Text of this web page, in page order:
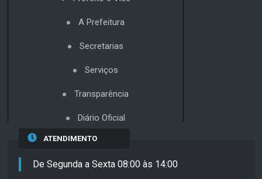
A Prefeitura
Secretarias
Serviços
Transparência
Diário Oficial
ATENDIMENTO
De Segunda a Sexta 08:00 às 14:00